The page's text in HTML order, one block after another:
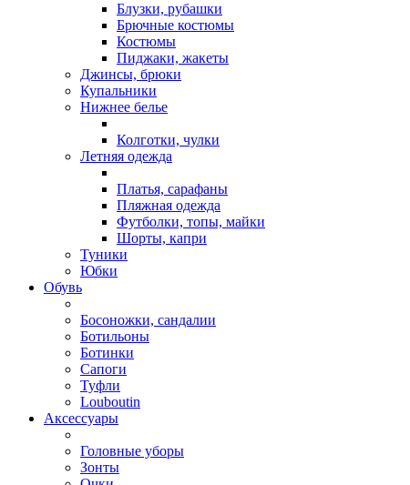
Блузки, рубашки
Брючные костюмы
Костюмы
Пиджаки, жакеты
Джинсы, брюки
Купальники
Нижнее белье
Колготки, чулки
Летняя одежда
Платья, сарафаны
Пляжная одежда
Футболки, топы, майки
Шорты, капри
Туники
Юбки
Обувь
Босоножки, сандалии
Ботильоны
Ботинки
Сапоги
Туфли
Louboutin
Аксессуары
Головные уборы
Зонты